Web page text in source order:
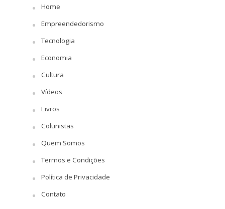
Home
Empreendedorismo
Tecnologia
Economia
Cultura
Vídeos
Livros
Colunistas
Quem Somos
Termos e Condições
Política de Privacidade
Contato